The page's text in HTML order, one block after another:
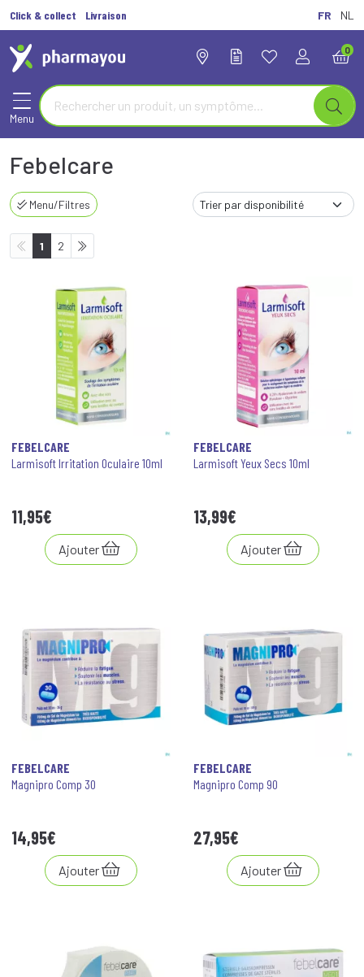
Click & collect Livraison FR NL
0
Menu
Febelcare
Menu/Filtres
1 2
FEBELCARE
Larmisoft Irritation Oculaire 10ml
11,95€
Ajouter
FEBELCARE
Larmisoft Yeux Secs 10ml
13,99€
Ajouter
FEBELCARE
Magnipro Comp 30
14,95€
Ajouter
FEBELCARE
Magnipro Comp 90
27,95€
Ajouter